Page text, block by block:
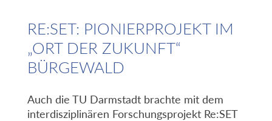
RE:SET: PIONIERPROJEKT IM
„ORT DER ZUKUNFT“
BÜRGEWALD
Auch die TU Darmstadt brachte mit dem
interdisziplinären Forschungsprojekt Re:SET